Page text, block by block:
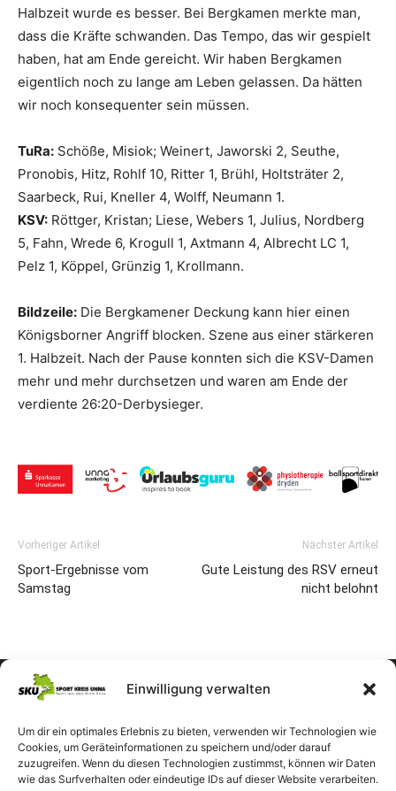
Einwilligung verwalten
Um dir ein optimales Erlebnis zu bieten, verwenden wir Technologien wie
Cookies, um Geräteinformationen zu speichern und/oder darauf
zuzugreifen. Wenn du diesen Technologien zustimmst, können wir Daten
wie das Surfverhalten oder eindeutige IDs auf dieser Website verarbeiten.
Halbzeit wurde es besser. Bei Bergkamen merkte man,
dass die Kräfte schwanden. Das Tempo, das wir gespielt
haben, hat am Ende gereicht. Wir haben Bergkamen
eigentlich noch zu lange am Leben gelassen. Da hätten
wir noch konsequenter sein müssen.
TuRa: Schöße, Misiok; Weinert, Jaworski 2, Seuthe,
Pronobis, Hitz, Rohlf 10, Ritter 1, Brühl, Holtsträter 2,
Saarbeck, Rui, Kneller 4, Wolff, Neumann 1.
KSV: Röttger, Kristan; Liese, Webers 1, Julius, Nordberg
5, Fahn, Wrede 6, Krogull 1, Axtmann 4, Albrecht LC 1,
Pelz 1, Köppel, Grünzig 1, Krollmann.
Bildzeile: Die Bergkamener Deckung kann hier einen
Königsborner Angriff blocken. Szene aus einer stärkeren
1. Halbzeit. Nach der Pause konnten sich die KSV-Damen
mehr und mehr durchsetzen und waren am Ende der
verdiente 26:20-Derbysieger.
Vorheriger Artikel
Sport-Ergebnisse vom
Samstag
Nächster Artikel
Gute Leistung des RSV erneut
nicht belohnt